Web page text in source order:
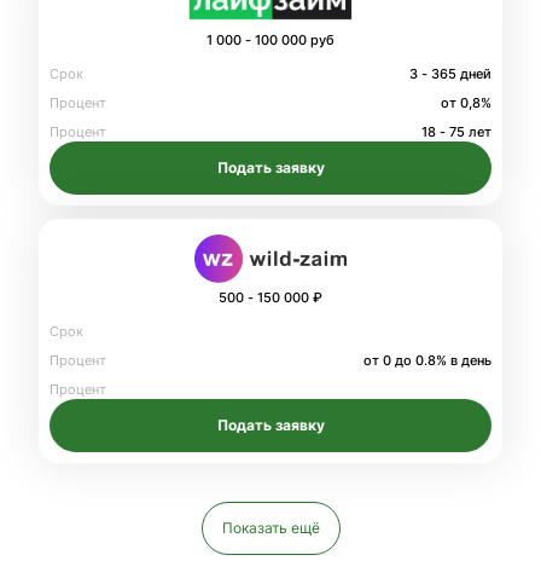
1 000 - 100 000 руб
Срок
3 - 365 дней
Процент
от 0,8%
Процент
18 - 75 лет
Подать заявку
500 - 150 000 ₽
Срок
Процент
от 0 до 0.8% в день
Процент
Подать заявку
Показать ещё